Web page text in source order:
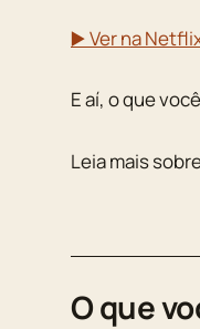
▶️ Ver na
E aí, o que
Leia mais
O que